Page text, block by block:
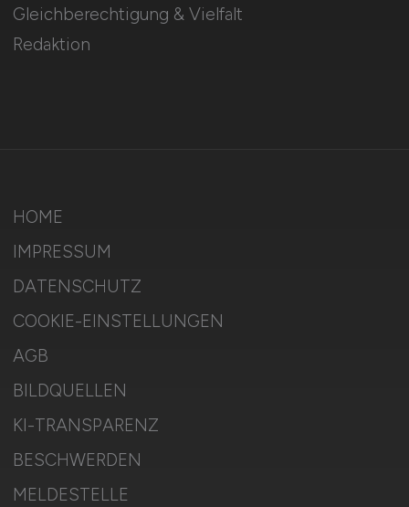
Gleichberechtigung & Vielfalt
Redaktion
HOME
IMPRESSUM
DATENSCHUTZ
COOKIE-EINSTELLUNGEN
AGB
BILDQUELLEN
KI-TRANSPARENZ
BESCHWERDEN
MELDESTELLE